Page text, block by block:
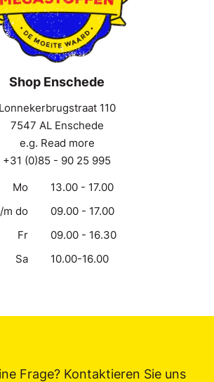
Shop Enschede
Lonnekerbrugstraat 110
7547 AL Enschede
e.g. Read more
+31 (0)85 - 90 25 995
Mo
13.00 - 17.00
m do
09.00 - 17.00
Fr
09.00 - 16.30
Sa
10.00-16.00
Frage? Kontaktieren Sie uns